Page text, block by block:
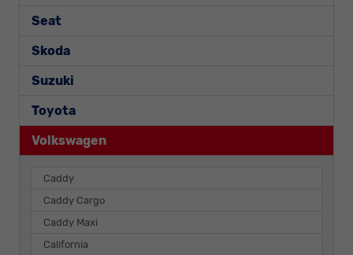
Seat
Skoda
Suzuki
Toyota
Volkswagen
Caddy
Caddy Cargo
Caddy Maxi
California